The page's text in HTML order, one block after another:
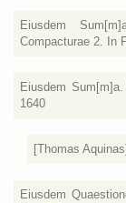
Eiusdem
Compacturae 2. In
Eiusdem
1640
[Thomas
Eiusdem